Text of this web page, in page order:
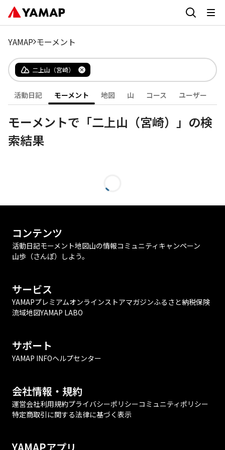
YAMAP モーメント
二上山（宮崎）
活動日記 モーメント 地図 山 コース ユーザー
モーメントで「二上山（宮崎）」の検
索結果
コンテンツ
活動日記モーメント地図山の情報コミュニティ キャンペーン
山歩（さんぽ）しよう。
サービス
YAMAPプレミアムオンラインストアマガジンふるさと納税保険
流域地図YAMAP LABO
サポート
YAMAP INFOヘルプセンター
会社情報・規約
運営会社利用規約プライバシーポリシーコミュニティポリシー
特定商取引に関する法律に基づく表示